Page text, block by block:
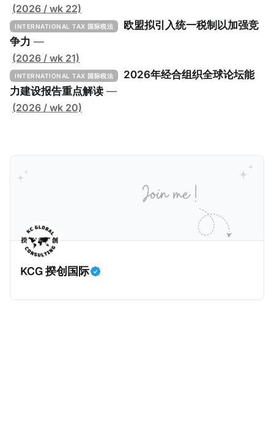
低税实施工具包》（The Global Minimum Tax
Implementation Toolkit），为各国税务机关和政策制
定者提供一套可操作的路线图，以确保全球最低税规则
协调一致、高效落地。 《工具包》的主要内容总结如
下： 一、 核心目标与背景 全球最低税规则旨在确保大
型跨国企业在其运营的每个司法管辖区支付至少15%的
最低税款。《工具包》主要目标是协助税务机关建立稳
(2026 / wk 22)
INTERNATIONAL TAX 国际税法
欧盟拟引入统一税制以加强竞
争力 —
(2026 / wk 21)
INTERNATIONAL TAX 国际税法
2026年经合组织全球论坛能
力建设报告重点解读 —
(2026 / wk 20)
KCG 揆创国际